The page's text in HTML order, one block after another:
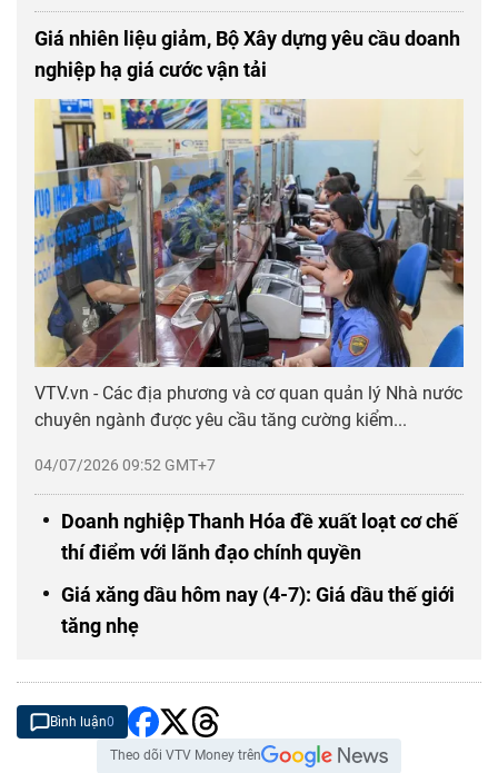
Giá nhiên liệu giảm, Bộ Xây dựng yêu cầu doanh
nghiệp hạ giá cước vận tải
04/07/2026 09:52 GMT+7
VTV.vn - Các địa phương và cơ quan quản lý Nhà nước
chuyên ngành được yêu cầu tăng cường kiểm...
Doanh nghiệp Thanh Hóa đề xuất loạt cơ chế
thí điểm với lãnh đạo chính quyền
Giá xăng dầu hôm nay (4-7): Giá dầu thế giới
tăng nhẹ
Bình luận0
Theo dõi VTV Money trên